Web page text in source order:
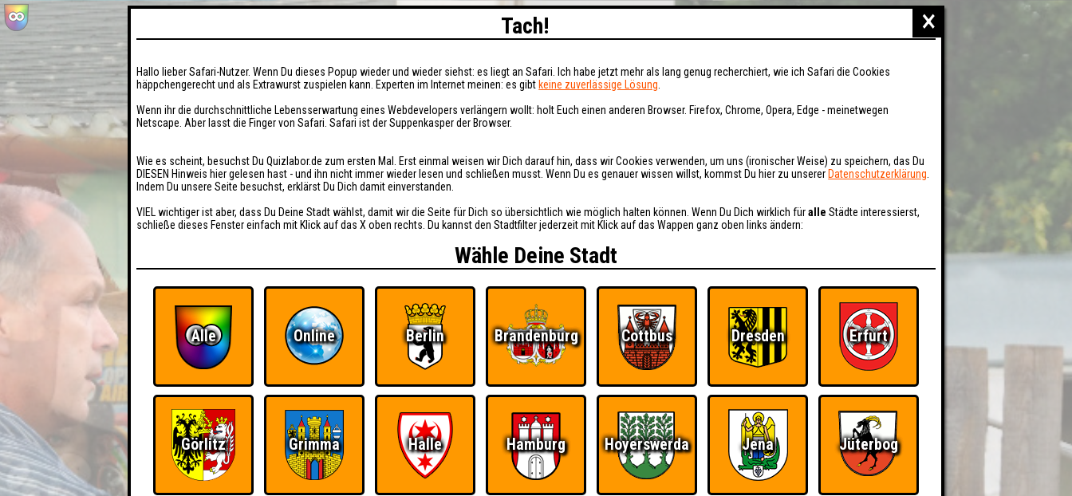
×
Tach!
Hallo lieber Safari-Nutzer. Wenn Du dieses Popup wieder und wieder siehst: es liegt an Safari. Ich habe jetzt mehr als lang genug recherchiert, wie ich Safari die Cookies
häppchengerecht und als Extrawurst zuspielen kann. Experten im Internet meinen: es gibt keine zuverlässige Lösung
Wenn ihr die durchschnittliche Lebensserwartung eines Webdevelopers verlängern wollt: holt Euch einen anderen Browser. Firefox, Chrome, Opera, Edge - meinetwegen
Netscape. Aber lasst die Finger von Safari. Safari ist der Suppenkasper der Browser.
Wie es scheint, besuchst Du Quizlabor.de zum ersten Mal. Erst einmal weisen wir Dich darauf hin, dass wir Cookies verwenden, um uns (ironischer Weise) zu speichern, das Du
DIESEN Hinweis hier gelesen hast - und ihn nicht immer wieder lesen und schließen musst. Wenn Du es genauer wissen willst, kommst Du hier zu unserer Datenschutzerklärung
Indem Du unsere Seite besuchst, erklärst Du Dich damit einverstanden.
VIEL wichtiger ist aber, dass Du Deine Stadt wählst, damit wir die Seite für Dich so übersichtlich wie möglich halten können. Wenn Du Dich wirklich füralle Städte interessierst,
schließe dieses Fenster einfach mit Klick auf das X oben rechts. Du kannst den Stadtfilter jederzeit mit Klick auf das Wappen ganz oben links ändern:
Wähle Deine Stadt
Alle Online Berlin Brandenburg Cottbus Dresden Erfurt
Görlitz Grimma Halle Hamburg Hoyerswerda Jena Jüterbog